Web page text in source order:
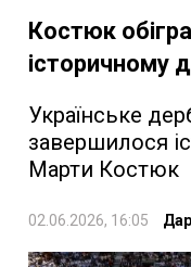
Костюк
історичному
Українське
завершилося
Марти Костюк
02.06.2026, 16:05